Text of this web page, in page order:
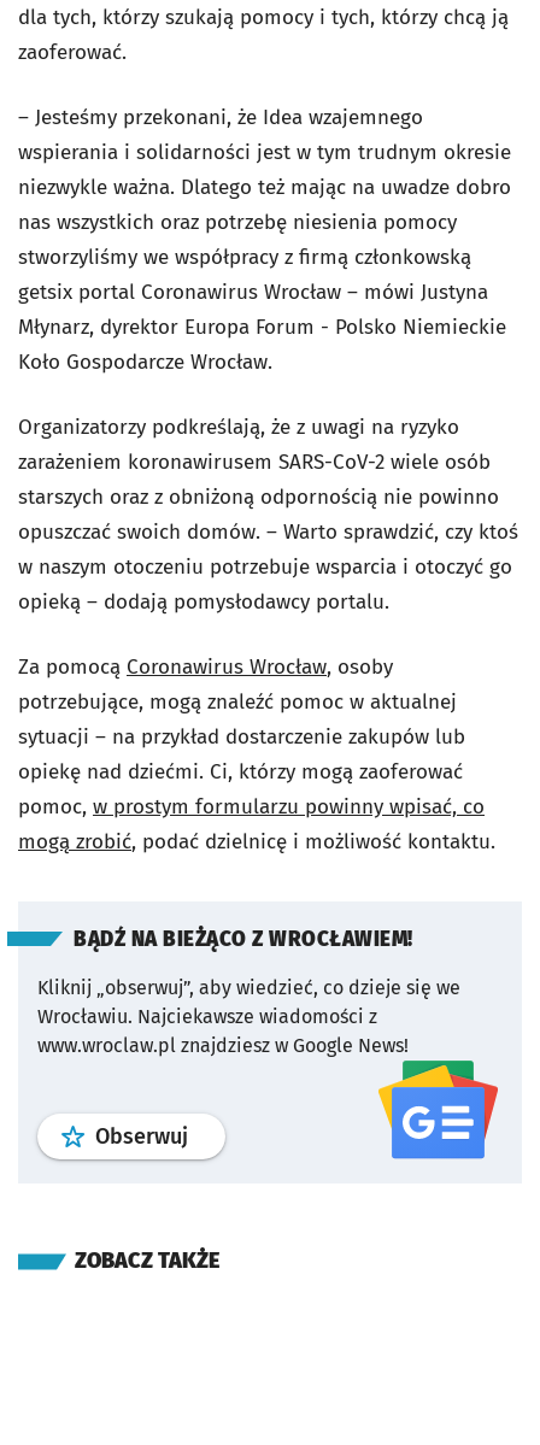
dla tych, którzy szukają pomocy i tych, którzy chcą ją
zaoferować.
– Jesteśmy przekonani, że Idea wzajemnego
wspierania i solidarności jest w tym trudnym okresie
niezwykle ważna. Dlatego też mając na uwadze dobro
nas wszystkich oraz potrzebę niesienia pomocy
stworzyliśmy we współpracy z firmą członkowską
getsix portal Coronawirus Wrocław – mówi Justyna
Młynarz, dyrektor Europa Forum - Polsko Niemieckie
Koło Gospodarcze Wrocław.
Organizatorzy podkreślają, że z uwagi na ryzyko
zarażeniem koronawirusem SARS-CoV-2 wiele osób
starszych oraz z obniżoną odpornością nie powinno
opuszczać swoich domów. – Warto sprawdzić, czy ktoś
w naszym otoczeniu potrzebuje wsparcia i otoczyć go
opieką – dodają pomysłodawcy portalu.
Za pomocą Coronawirus Wrocław, osoby
potrzebujące, mogą znaleźć pomoc w aktualnej
sytuacji – na przykład dostarczenie zakupów lub
opiekę nad dziećmi. Ci, którzy mogą zaoferować
pomoc, w prostym formularzu powinny wpisać, co
mogą zrobić, podać dzielnicę i możliwość kontaktu.
BĄDŹ NA BIEŻĄCO Z WROCŁAWIEM!
Kliknij „obserwuj”, aby wiedzieć, co dzieje się we
Wrocławiu. Najciekawsze wiadomości z
www.wroclaw.pl znajdziesz w Google News!
Obserwuj profil serwisu
ZOBACZ TAKŻE